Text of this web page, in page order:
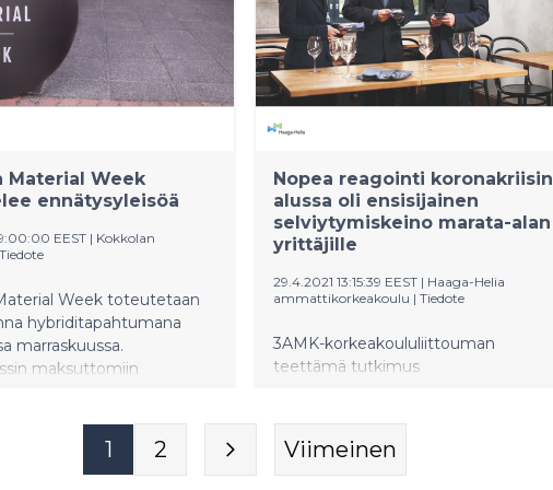
Oyj ja kasvuyrityksen
saa logistiikan laitteisiin ja
keskittynyt perheyritys K.
Ab. Pitkäaikaisen
investoija –
investoijapalkinnon saa
Vuoden yhteisöpalkinto
Suomi ry:lle.
Material Week
ennätysyleisöä
EEST | Kokkolan
Tiedote
Week toteutetaan
hybriditapahtumana
marraskuussa.
maksuttomiin
ja kauppakeskus
Verkon suoraan
Nopea reagointi koronakriisin
alussa oli ensisijainen
selviytymiskeino marata-alan
yrittäjille
29.4.2021 13:15:39 EEST | Haaga-Helia
ammattikorkeakoulu | Tiedote
3AMK-korkeakoululiittouman
teettämä tutkimus
ravitsemisalan yrittäjien selviytymisen
edistäjiä ja jarruja viimeisen vuoden
1 2 Viimeinen